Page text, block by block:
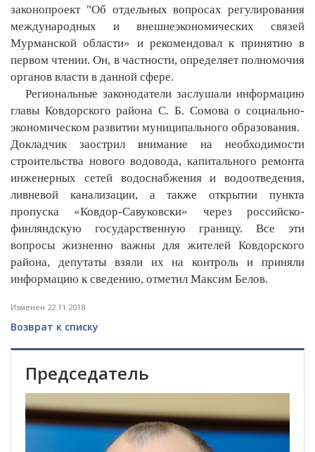
законопроект "Об отдельных вопросах регулирования
международных и внешнеэкономических связей
Мурманской области» и рекомендовал к принятию в
первом чтении. Он, в частности, определяет полномочия
органов власти в данной сфере.
Региональные законодатели заслушали информацию
главы Ковдорского района С. Б. Сомова о социально-
экономическом развитии муниципального образования.
Докладчик заострил внимание на необходимости
строительства нового водовода, капитального ремонта
инженерных сетей водоснабжения и водоотведения,
ливневой канализации, а также открытии пункта
пропуска «Ковдор-Савуковски» через российско-
финляндскую государственную границу. Все эти
вопросы жизненно важны для жителей Ковдорского
района, депутаты взяли их на контроль и приняли
информацию к сведению, отметил Максим Белов.
Изменен 22.11.2018
Возврат к списку
Председатель